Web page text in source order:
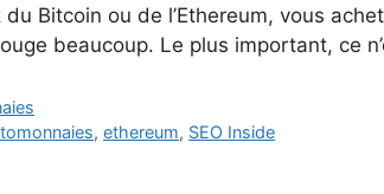
Bitcoin ou de l’Ethereum, vous
beaucoup. Le plus important, ce
,ethereum, SEO Inside